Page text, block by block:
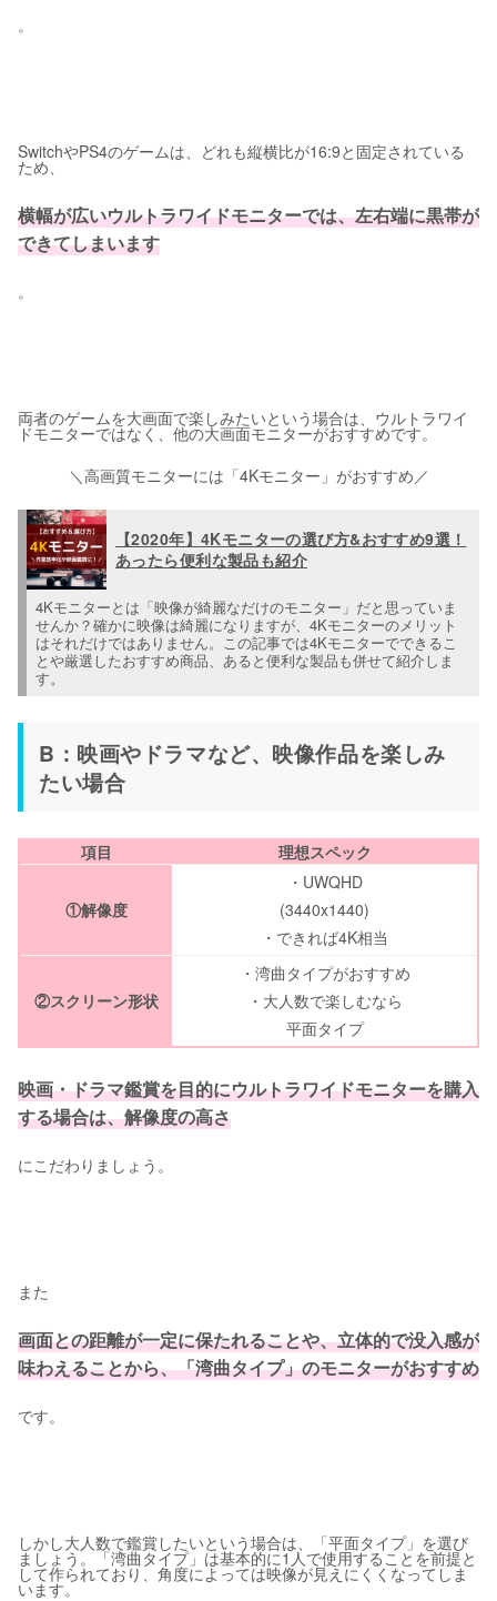
。
SwitchやPS4のゲームは、どれも縦横比が16:9と固定されている
ため、
横幅が広いウルトラワイドモニターでは、左右端に黒帯が
できてしまいます
。
両者のゲームを大画面で楽しみたいという場合は、ウルトラワイ
ドモニターではなく、他の大画面モニターがおすすめです。
＼高画質モニターには「4Kモニター」がおすすめ／
【2020年】4Kモニターの選び方&おすすめ9選！
あったら便利な製品も紹介
4Kモニターとは「映像が綺麗なだけのモニター」だと思っていま
せんか？確かに映像は綺麗になりますが、4Kモニターのメリット
はそれだけではありません。この記事では4Kモニターでできるこ
とや厳選したおすすめ商品、あると便利な製品も併せて紹介しま
す。
B：映画やドラマなど、映像作品を楽しみ
たい場合
項目 理想スペック
①解像度
・UWQHD
(3440x1440)
・できれば4K相当
②スクリーン形状
・湾曲タイプがおすすめ
・大人数で楽しむなら
平面タイプ
映画・ドラマ鑑賞を目的にウルトラワイドモニターを購入
する場合は、解像度の高さ
にこだわりましょう。
また
画面との距離が一定に保たれることや、立体的で没入感が
味わえることから、「湾曲タイプ」のモニターがおすすめ
です。
しかし大人数で鑑賞したいという場合は、「平面タイプ」を選び
ましょう。「湾曲タイプ」は基本的に1人で使用することを前提と
して作られており、角度によっては映像が見えにくくなってしま
います。